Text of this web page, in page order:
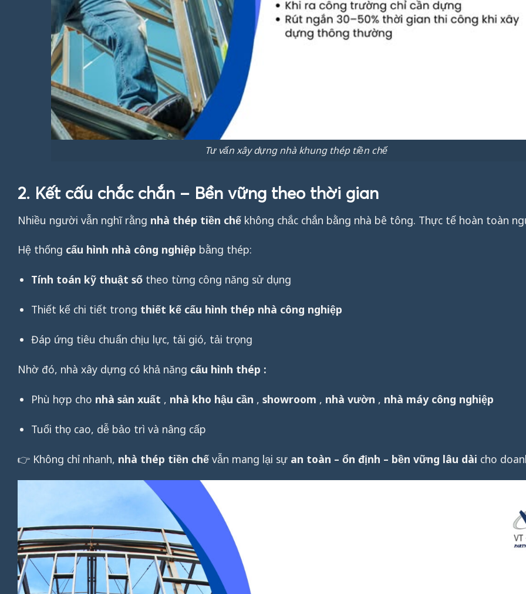
Tư vấn xây dựng nhà khung thép tiền chế
2. Kết cấu chắc chắn – Bền vững theo thời gian
Nhiều người vẫn nghĩ rằng nhà thép tiền chế không chắc chắn bằng nhà bê tông. Thực tế hoàn toàn
Hệ thống cấu hình nhà công nghiệp bằng thép:
Tính toán kỹ thuật sốtheo từng công năng sử dụng
Thiết kế chi tiết trong thiết kế cấu hình thép nhà công nghiệp
Đáp ứng tiêu chuẩn chịu lực, tải gió, tải trọng
Nhờ đó, nhà xây dựng có khả năng cấu hình thép :
Phù hợp cho nhà sản xuất , nhà kho hậu cần , showroom , nhà vườn , nhà máy công nghiệp
Tuổi thọ cao, dễ bảo trì và nâng cấp
👉 Không chỉ nhanh, nhà thép tiền chế vẫn mang lại sự an toàn – ổn định – bền vững lâu dài cho